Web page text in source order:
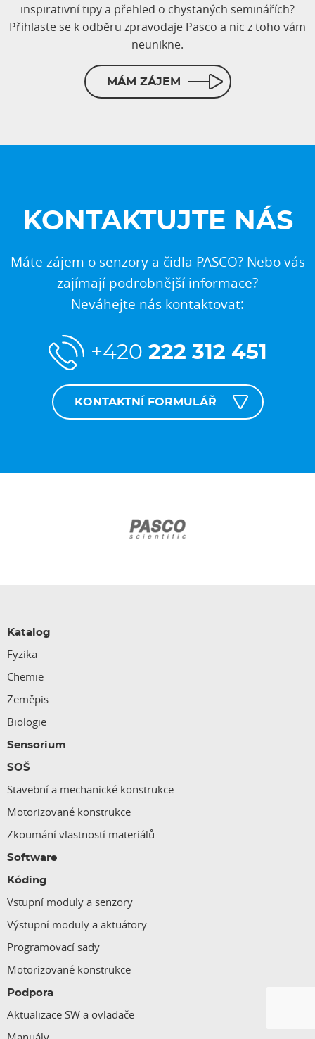
inspirativní tipy a přehled o chystaných seminářích?
Přihlaste se k odběru zpravodaje Pasco a nic z toho vám
neunikne.
MÁM ZÁJEM
KONTAKTUJTE NÁS
Máte zájem o senzory a čidla PASCO? Nebo vás
zajímají podrobnější informace?
Neváhejte nás kontaktovat:
+420 222 312 451
KONTAKTNÍ FORMULÁŘ
Katalog
Fyzika
Chemie
Zeměpis
Biologie
Sensorium
SOŠ
Stavební a mechanické konstrukce
Motorizované konstrukce
Zkoumání vlastností materiálů
Software
Kóding
Vstupní moduly a senzory
Výstupní moduly a aktuátory
Programovací sady
Motorizované konstrukce
Podpora
Aktualizace SW a ovladače